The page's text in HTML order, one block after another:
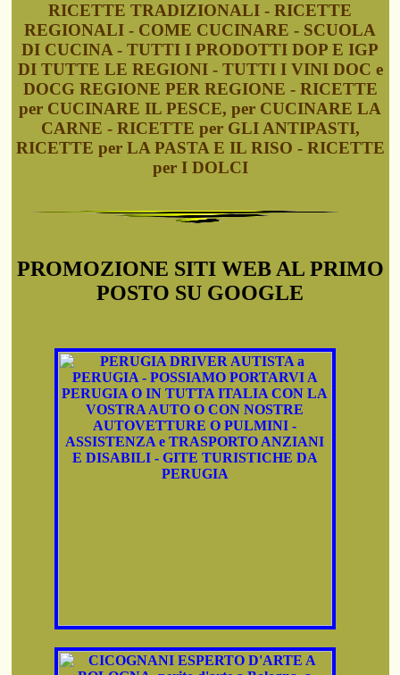
RICETTE TRADIZIONALI - RICETTE
REGIONALI - COME CUCINARE - SCUOLA
DI CUCINA - TUTTI I PRODOTTI DOP E IGP
DI TUTTE LE REGIONI - TUTTI I VINI DOC e
DOCG REGIONE PER REGIONE - RICETTE
per CUCINARE IL PESCE, per CUCINARE LA
CARNE - RICETTE per GLI ANTIPASTI,
RICETTE per LA PASTA E IL RISO - RICETTE
per I DOLCI
PROMOZIONE SITI WEB AL PRIMO
POSTO SU GOOGLE